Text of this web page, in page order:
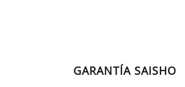
GARANTÍA SAISHO